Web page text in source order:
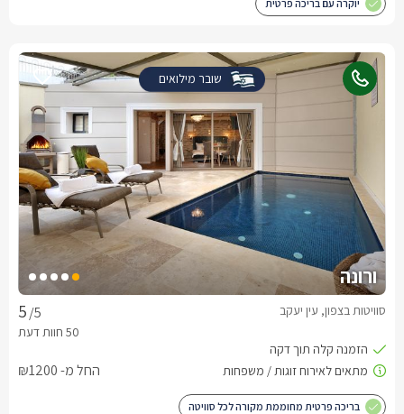
יוקרה עם בריכה פרטית
שובר מילואים
ורונה
/5 סוויטות בצפון, עין יעקב
החל מ- ₪1200
בריכה פרטית מחוממת מקורה לכל סוויטה